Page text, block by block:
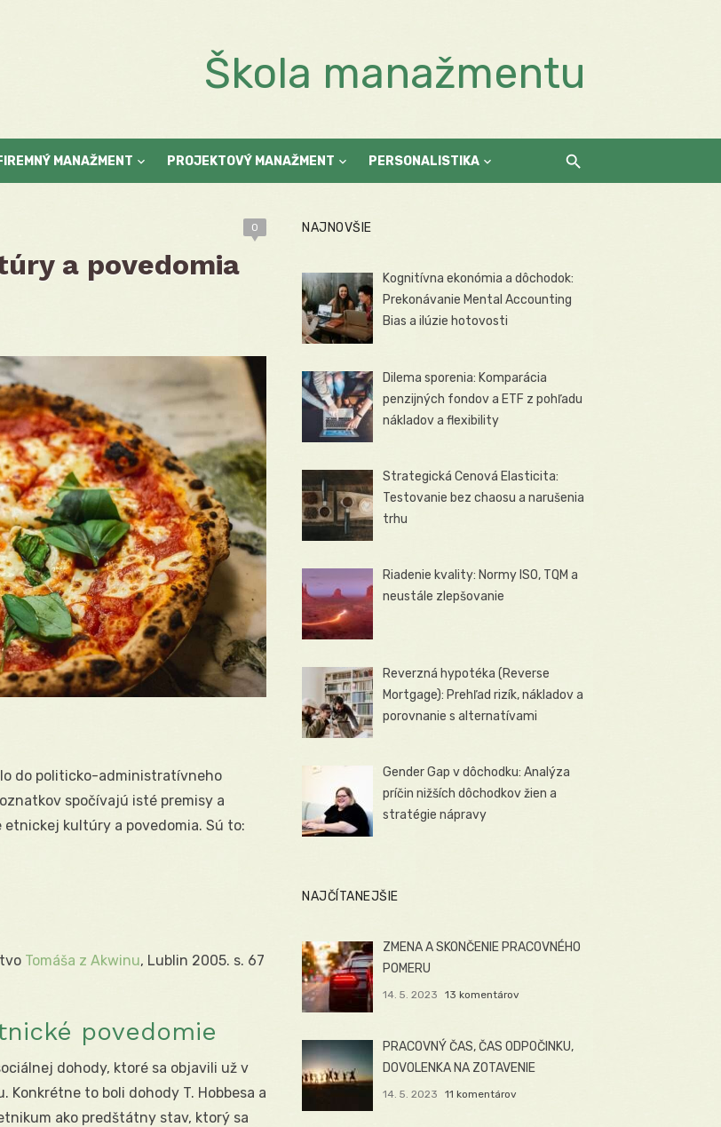
Škola manažmentu
MANAŽMENT PROJEKTOVÝ MANAŽMENT PERSONALISTIKA
0
a povedomia
do politicko-administratívneho
spočívajú isté premisy a
kultúry a povedomia. Sú to:
Tomáša z Akwinu, Lublin 2005. s. 67
povedomie
dohody, ktoré sa objavili už v
to boli dohody T. Hobbesa a
ako predštátny stav, ktorý sa
NAJNOVŠIE
Kognitívna ekonómia a dôchodok:
Prekonávanie Mental Accounting
Bias a ilúzie hotovosti
Dilema sporenia: Komparácia
penzijných fondov a ETF z pohľadu
nákladov a flexibility
Strategická Cenová Elasticita:
Testovanie bez chaosu a narušenia
trhu
Riadenie kvality: Normy ISO, TQM a
neustále zlepšovanie
Reverzná hypotéka (Reverse
Mortgage): Prehľad rizík, nákladov a
porovnanie s alternatívami
Gender Gap v dôchodku: Analýza
príčin nižších dôchodkov žien a
stratégie nápravy
NAJČÍTANEJŠIE
ZMENA A SKONČENIE PRACOVNÉHO
POMERU
14. 5. 2023 13 komentárov
PRACOVNÝ ČAS, ČAS ODPOČINKU,
DOVOLENKA NA ZOTAVENIE
14. 5. 2023 11 komentárov